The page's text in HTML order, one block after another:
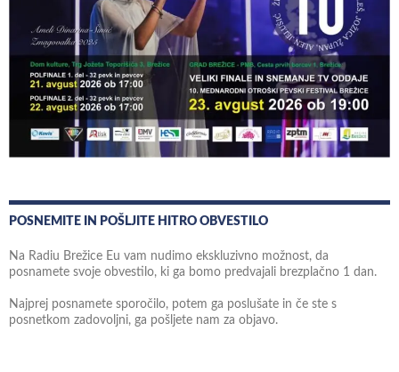
POSNEMITE IN POŠLJITE HITRO OBVESTILO
Na Radiu Brežice Eu vam nudimo ekskluzivno možnost, da
posnamete svoje obvestilo, ki ga bomo predvajali brezplačno 1 dan.
Najprej posnamete sporočilo, potem ga poslušate in če ste s
posnetkom zadovoljni, ga pošljete nam za objavo.